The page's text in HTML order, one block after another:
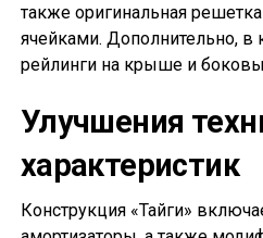
также оригинальная
ячейками. Дополнительно, в
рейлинги на крыше и
Улучшения
характеристик
Конструкция «Тайги»